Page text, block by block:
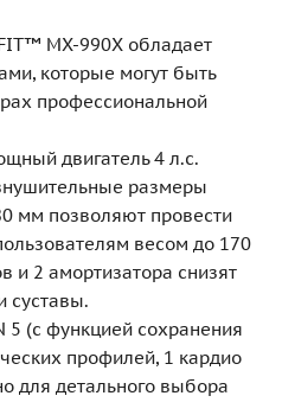
MX-990Х обладает
которые могут быть
профессиональной
двигатель 4 л.с.
размеры
мм позволяют провести
весом до 170
и 2 амортизатора снизят
суставы.
(с функцией сохранения
профилей, 1 кардио
для детального выбора